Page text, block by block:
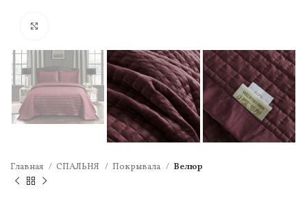
Главная СПАЛЬНЯ Покрывала Велюр